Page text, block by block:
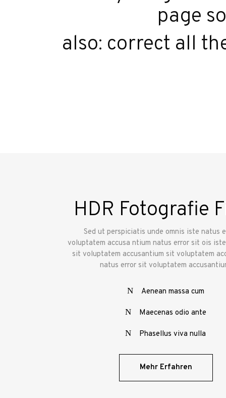
page
also: correct all
HDR Fotografie
Sed ut perspiciatis unde omnis iste natus
voluptatem accusa ntium natus error sit ois
sit voluptatem accusantium sit voluptatem
natus error sit voluptatem
Aenean massa cum
Maecenas odio ante
Phasellus viva nulla
Mehr Erfahren